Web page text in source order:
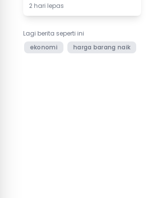
2 hari lepas
Lagi berita seperti ini
ekonomi
harga barang naik